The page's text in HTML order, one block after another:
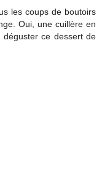
les coups de boutoirs
Oui, une cuillère en
ce dessert de